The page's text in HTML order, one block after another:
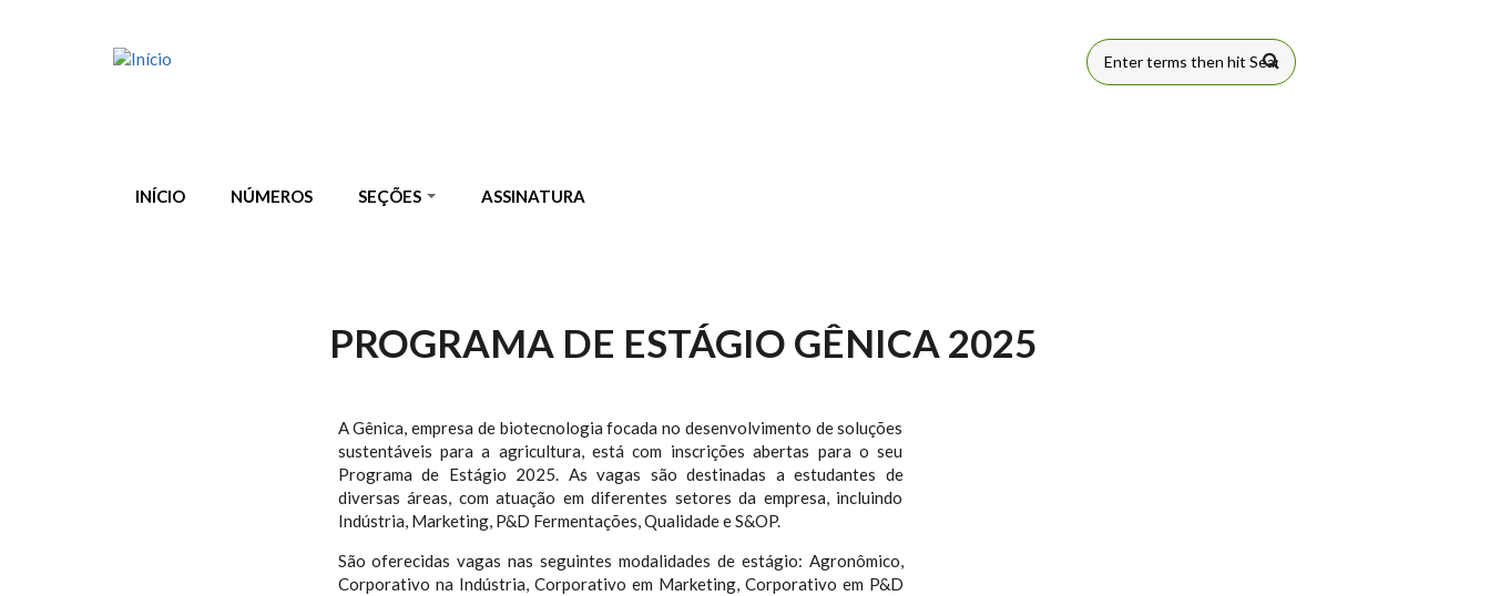
FORMULÁRIO
INÍCIO NÚMEROS SEÇÕES ASSINATURA
PROGRAMA DE ESTÁGIO GÊNICA 2025
A Gênica, empresa de biotecnologia focada no desenvolvimento de soluções
sustentáveis para a agricultura, está com inscrições abertas para o seu
Programa de Estágio 2025. As vagas são destinadas a estudantes de
diversas áreas, com atuação em diferentes setores da empresa, incluindo
Indústria, Marketing, P&D Fermentações, Qualidade e S&OP.
São oferecidas vagas nas seguintes modalidades de estágio: Agronômico,
Corporativo na Indústria, Corporativo em Marketing, Corporativo em P&D